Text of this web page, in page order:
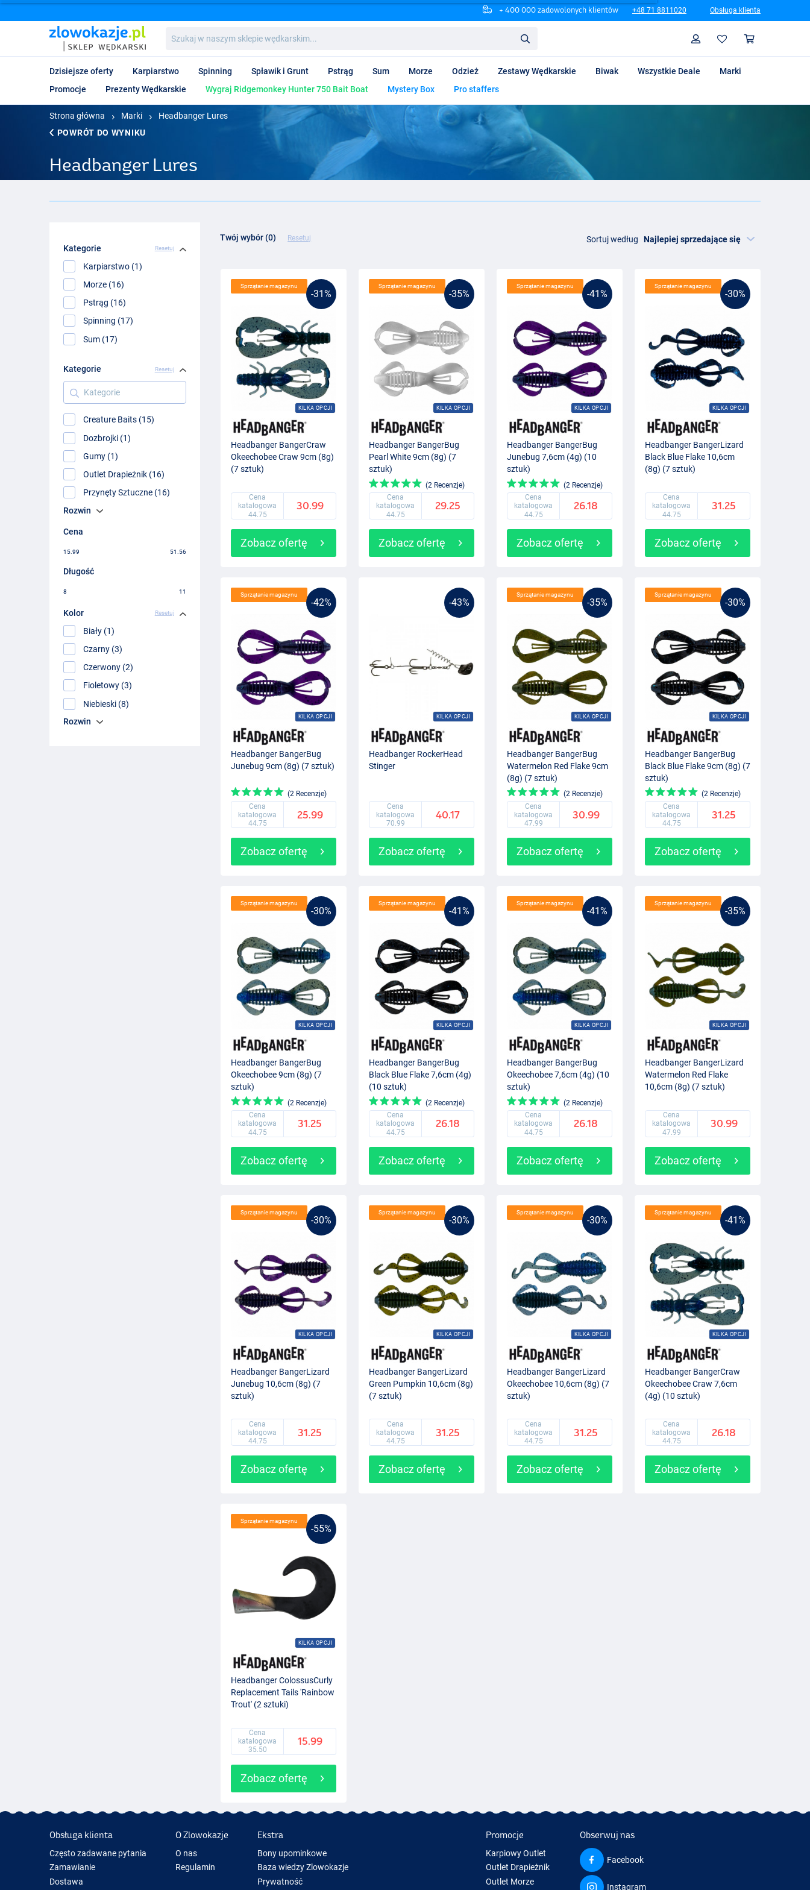
+ 400 000 zadowolonych klientów +48 71 8811020 Obsługa klienta
w
naszym
wędkarskim...
Profil
Dzisiejsze oferty Karpiarstwo Spinning Spławik i Grunt Pstrąg Sum Morze Odzież Zestawy Wędkarskie Biwak Wszystkie Deale
Marki
Promocje
Prezenty Wędkarskie Wygraj Ridgemonkey Hunter 750 Bait Boat Mystery Box Pro staffers
Strona główna Marki
Headbanger Lures
POWRÓT DO WYNIKU
Headbanger Lures
Kategorie Resetuj
Karpiarstwo (1)
Morze (16)
Pstrąg (16)
Spinning (17)
Sum (17)
Kategorie Resetuj
Kategorie
Creature Baits (15)
Dozbrojki (1)
Gumy (1)
Outlet Drapieżnik (16)
Przynęty Sztuczne (16)
Rozwin
Cena
15.99 51.56
Długość
8 11
Kolor Resetuj
Biały (1)
Czarny (3)
Czerwony (2)
Fioletowy (3)
Niebieski (8)
Rozwin
Twój wybór (0) Resetuj Sortuj według
-31%
KILKA OPCJI
Sprzątanie magazynu
Headbanger BangerCraw
Okeechobee Craw 9cm (8g)
(7 sztuk)
Cena
katalogowa
44.75
30.99
Zobacz ofertę
-35%
KILKA OPCJI
Sprzątanie magazynu
Headbanger BangerBug
Pearl White 9cm (8g) (7
sztuk)
(2 Recenzje)
Cena
katalogowa
44.75
29.25
Zobacz ofertę
-41%
KILKA OPCJI
Sprzątanie magazynu
Headbanger BangerBug
Junebug 7,6cm (4g) (10
sztuk)
(2 Recenzje)
Cena
katalogowa
44.75
26.18
Zobacz ofertę
-30%
KILKA OPCJI
Sprzątanie magazynu
Headbanger BangerLizard
Black Blue Flake 10,6cm
(8g) (7 sztuk)
Cena
katalogowa
44.75
31.25
Zobacz ofertę
-42%
KILKA OPCJI
Sprzątanie magazynu
Headbanger BangerBug
Junebug 9cm (8g) (7 sztuk)
(2 Recenzje)
Cena
katalogowa
44.75
25.99
Zobacz ofertę
-43%
KILKA OPCJI
Headbanger RockerHead
Stinger
Cena
katalogowa
70.99
40.17
Zobacz ofertę
-35%
KILKA OPCJI
Sprzątanie magazynu
Headbanger BangerBug
Watermelon Red Flake 9cm
(8g) (7 sztuk)
(2 Recenzje)
Cena
katalogowa
47.99
30.99
Zobacz ofertę
-30%
KILKA OPCJI
Sprzątanie magazynu
Headbanger BangerBug
Black Blue Flake 9cm (8g) (7
sztuk)
(2 Recenzje)
Cena
katalogowa
44.75
31.25
Zobacz ofertę
-30%
KILKA OPCJI
Sprzątanie magazynu
Headbanger BangerBug
Okeechobee 9cm (8g) (7
sztuk)
(2 Recenzje)
Cena
katalogowa
44.75
31.25
Zobacz ofertę
-41%
KILKA OPCJI
Sprzątanie magazynu
Headbanger BangerBug
Black Blue Flake 7,6cm (4g)
(10 sztuk)
(2 Recenzje)
Cena
katalogowa
44.75
26.18
Zobacz ofertę
-41%
KILKA OPCJI
Sprzątanie magazynu
Headbanger BangerBug
Okeechobee 7,6cm (4g) (10
sztuk)
(2 Recenzje)
Cena
katalogowa
44.75
26.18
Zobacz ofertę
-35%
KILKA OPCJI
Sprzątanie magazynu
Headbanger BangerLizard
Watermelon Red Flake
10,6cm (8g) (7 sztuk)
Cena
katalogowa
47.99
30.99
Zobacz ofertę
-30%
KILKA OPCJI
Sprzątanie magazynu
Headbanger BangerLizard
Junebug 10,6cm (8g) (7
sztuk)
Cena
katalogowa
44.75
31.25
Zobacz ofertę
-30%
KILKA OPCJI
Sprzątanie magazynu
Headbanger BangerLizard
Green Pumpkin 10,6cm (8g)
(7 sztuk)
Cena
katalogowa
44.75
31.25
Zobacz ofertę
-30%
KILKA OPCJI
Sprzątanie magazynu
Headbanger BangerLizard
Okeechobee 10,6cm (8g) (7
sztuk)
Cena
katalogowa
44.75
31.25
Zobacz ofertę
-41%
KILKA OPCJI
Sprzątanie magazynu
Headbanger BangerCraw
Okeechobee Craw 7,6cm
(4g) (10 sztuk)
Cena
katalogowa
44.75
26.18
Zobacz ofertę
-55%
KILKA OPCJI
Sprzątanie magazynu
Headbanger ColossusCurly
Replacement Tails 'Rainbow
Trout' (2 sztuki)
Cena
katalogowa
35.50
15.99
Zobacz ofertę
Obsługa klienta
Często zadawane pytania
Zamawianie
Dostawa
O Zlowokazje
O nas
Regulamin
Ekstra
Bony upominkowe
Baza wiedzy Zlowokazje
Prywatność
Promocje
Karpiowy Outlet
Outlet Drapieżnik
Outlet Morze
Obserwuj nas
Facebook
Instagram